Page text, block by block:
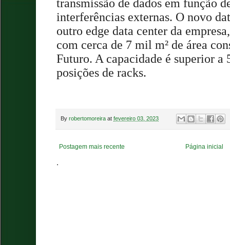
transmissão de dados em função
interferências externas. O novo
outro edge data center da
com cerca de 7 mil m² de área
Futuro. A capacidade é superior a
posições de racks.
By robertomoreira at fevereiro 03, 2023
Postagem mais recente Página inicial
.